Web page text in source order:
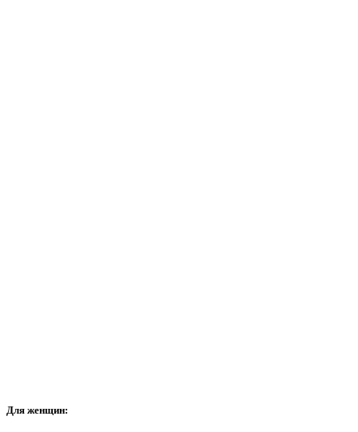
Для женщин: